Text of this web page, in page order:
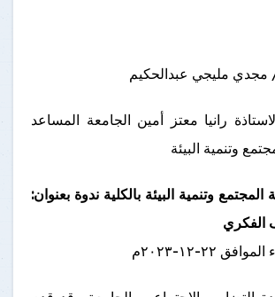
/ مجدي مليجي عبدالحكيم
رانيا معتز أمين الجامعة المساعد
وتنمية البيئة
وتنمية البيئة بالكلية ندوة بعنوان:
الفكري
٢٢-١٢-٢٠٢٣م